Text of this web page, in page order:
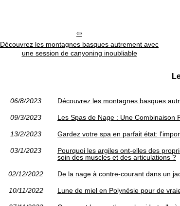
Découvrez les montagnes basques autrement avec
une session de canyoning inoubliable
06/8/2023 Découvrez les montagnes basques
09/3/2023 Les Spas de Nage : Une Combinaison
13/2/2023 Gardez votre spa en parfait état:
03/1/2023
Pourquoi les argiles ont-elles des
soin des muscles et des articulations ?
02/12/2022 De la nage à contre-courant dans un
10/11/2022 Lune de miel en Polynésie pour de